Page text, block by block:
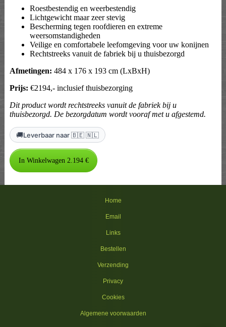
Roestbestendig en weerbestendig
Lichtgewicht maar zeer stevig
Bescherming tegen roofdieren en extreme
weersomstandigheden
Veilige en comfortabele leefomgeving voor uw konijnen
Rechtstreeks vanuit de fabriek bij u thuisbezorgd
Afmetingen: 484 x 176 x 193 cm (LxBxH)
Prijs: €2194,- inclusief thuisbezorging
Dit product wordt rechtstreeks vanuit de fabriek bij u
thuisbezorgd. De bezorgdatum wordt vooraf met u afgestemd.
🚚Leverbaar naar 🇧🇪 🇳🇱
Home
Email
Links
Bestellen
Verzending
Privacy
Cookies
Algemene voorwaarden